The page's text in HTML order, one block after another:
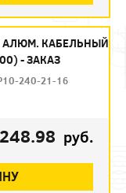
АЛЮМ. КАБЕЛЬНЫЙ
- ЗАКАЗ
240-21-16
248.98 руб.